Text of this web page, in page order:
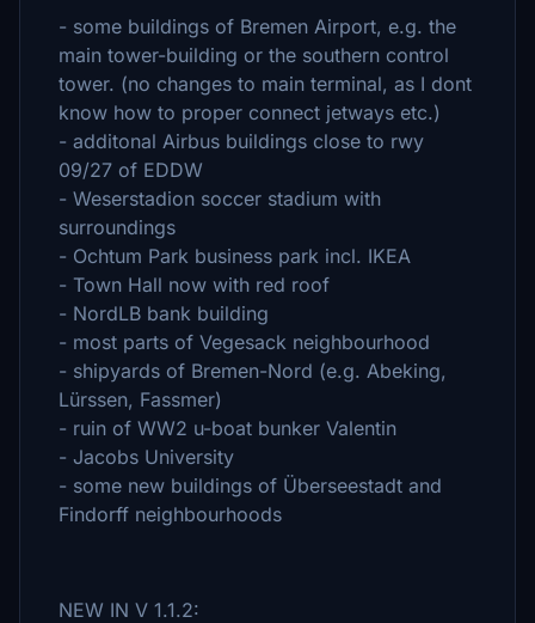
- some buildings of Bremen Airport, e.g. the
main tower-building or the southern control
tower. (no changes to main terminal, as I dont
know how to proper connect jetways etc.)
- additonal Airbus buildings close to rwy
09/27 of EDDW
- Weserstadion soccer stadium with
surroundings
- Ochtum Park business park incl. IKEA
- Town Hall now with red roof
- NordLB bank building
- most parts of Vegesack neighbourhood
- shipyards of Bremen-Nord (e.g. Abeking,
Lürssen, Fassmer)
- ruin of WW2 u-boat bunker Valentin
- Jacobs University
- some new buildings of Überseestadt and
Findorff neighbourhoods
NEW IN V 1.1.2: